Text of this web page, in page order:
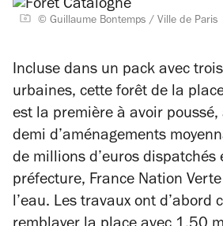
© Guillaume Bontemps / Ville de Paris
Incluse dans un pack avec
urbaines, cette forêt de la
est la première à avoir
demi d’aménagements
de millions d’euros dispatchés
préfecture, France Nation Verte
l’eau. Les travaux ont d’abord